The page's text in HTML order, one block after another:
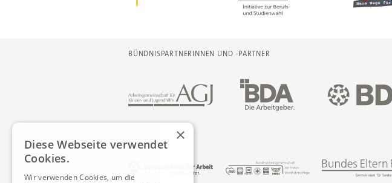
BÜNDNISPARTNERINNEN UND -PARTNER
×
Diese Webseite verwendet
Cookies.
Wir verwenden Cookies, um die